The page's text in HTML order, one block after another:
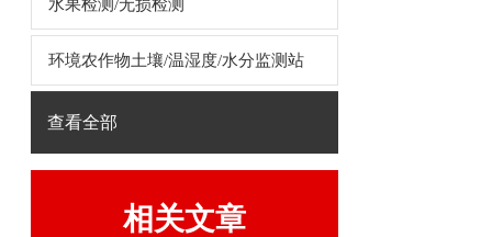
水果检测/无损检测
环境农作物土壤/温湿度/水分监测站
查看全部
相关文章